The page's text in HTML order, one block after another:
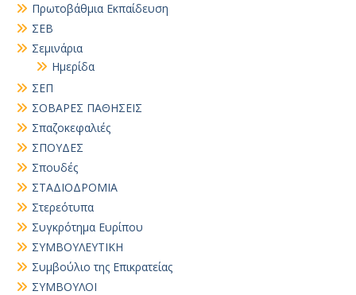
Πρωτοβάθμια Εκπαίδευση
ΣΕΒ
Σεμινάρια
Ημερίδα
ΣΕΠ
ΣΟΒΑΡΕΣ ΠΑΘΗΣΕΙΣ
Σπαζοκεφαλιές
ΣΠΟΥΔΕΣ
Σπουδές
ΣΤΑΔΙΟΔΡΟΜΙΑ
Στερεότυπα
Συγκρότημα Ευρίπου
ΣΥΜΒΟΥΛΕΥΤΙΚΗ
Συμβούλιο της Επικρατείας
ΣΥΜΒΟΥΛΟΙ